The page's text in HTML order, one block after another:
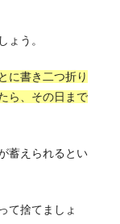
ょう。
に書き二つ折り
ら、その日まで
蓄えられるとい
て捨てましょ